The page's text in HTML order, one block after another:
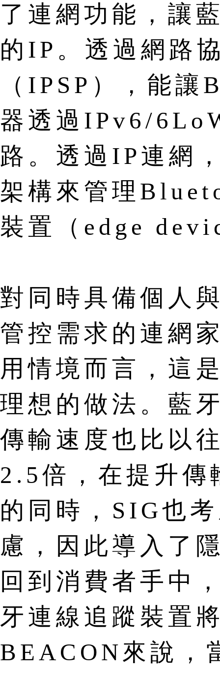
了連網功能，讓
的IP。透過網路
（IPSP），能
器透過IPv6/
路。透過IP連網
架構來管理
裝置（edge
對同時具備個人
管控需求的連網
用情境而言，這
理想的做法。藍
傳輸速度也比以
2.5倍，在提升傳
的同時，SIG也
慮，因此導入了
回到消費者手中
牙連線追蹤裝置
BEACON來說，